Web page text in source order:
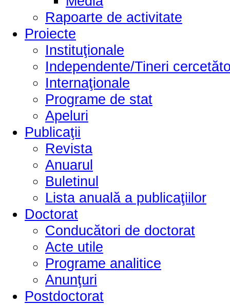
Rapoarte de activitate
Proiecte
Instituţionale
Independente/Tineri
Internaţionale
Programe de stat
Apeluri
Publicaţii
Revista
Anuarul
Buletinul
Lista anuală a publicaţiilor
Doctorat
Conducători de doctorat
Acte utile
Programe analitice
Anunţuri
Postdoctorat